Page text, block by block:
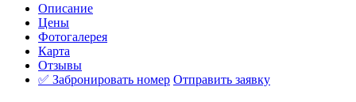
Описание
Цены
Фотогалерея
Карта
Отзывы
✅ Забронировать номер Отправить заявку